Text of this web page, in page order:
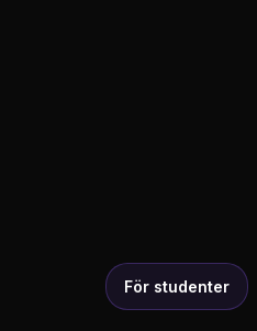
För studenter